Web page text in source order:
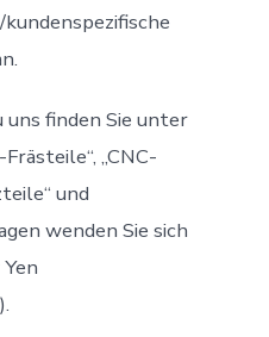
finden Sie unter
„CNC-
und
wenden Sie sich